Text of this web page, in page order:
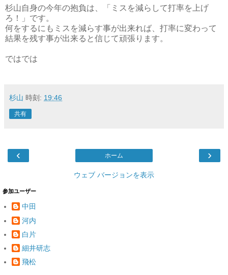
杉山自身の今年の抱負は、「ミスを減らして打率を上げ
ろ！」です。
何をするにもミスを減らす事が出来れば、打率に変わって
結果を残す事が出来ると信じて頑張ります。
ではでは
杉山 時刻: 19:46
共有
‹ ›
ホーム
ウェブ バージョンを表示
参加ユーザー
中田
河内
白片
細井研志
飛松